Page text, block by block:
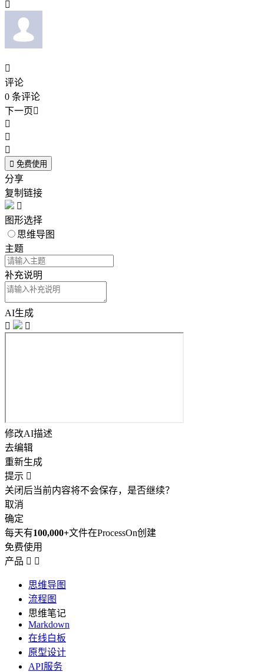


评论
0 条评论
下一页



 免费使用
分享
复制链接

图形选择
思维导图
主题
补充说明
AI生成


修改AI描述
去编辑
重新生成
提示 
关闭后当前内容将不会保存，是否继续？
取消
确定
每天有100,000+文件在ProcessOn创建
免费使用
产品  
思维导图
流程图
思维笔记
Markdown
在线白板
原型设计
API服务